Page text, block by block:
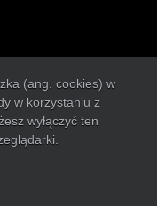
(ang. cookies) w
w korzystaniu z
wyłączyć ten